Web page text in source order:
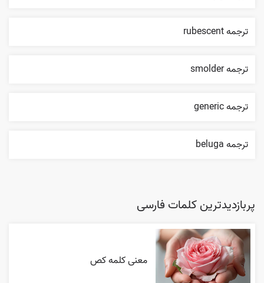
ترجمه rubescent
ترجمه smolder
ترجمه generic
ترجمه beluga
پربازدیدترین کلمات فارسی
معنی کلمه کص